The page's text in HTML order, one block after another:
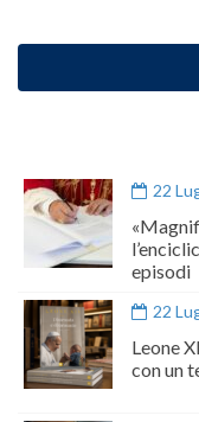
22
episodi
22
Leone
con un